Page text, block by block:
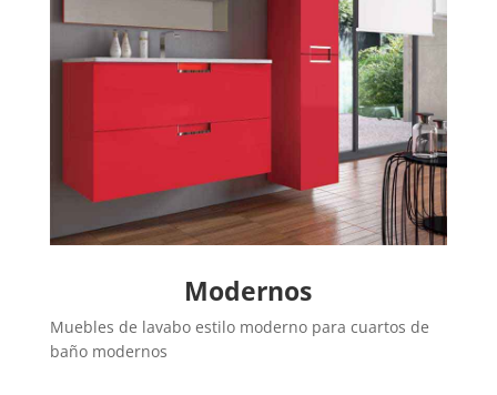
Modernos
Muebles de lavabo estilo moderno para cuartos de
baño modernos